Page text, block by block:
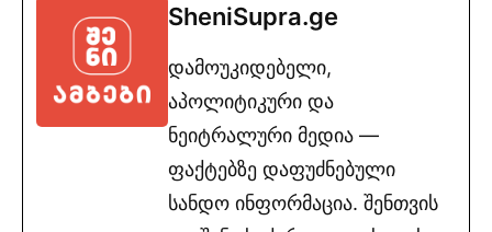
SheniSupra.ge
დამოუკიდებელი,
აპოლიტიკური და
ნეიტრალური მედია —
ფაქტებზე დაფუძნებული
სანდო ინფორმაცია. შენთვის